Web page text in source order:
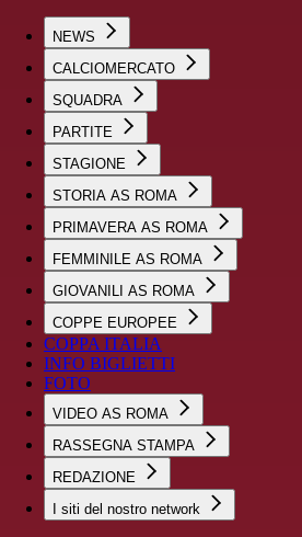
NEWS
CALCIOMERCATO
SQUADRA
PARTITE
STAGIONE
STORIA AS ROMA
PRIMAVERA AS ROMA
FEMMINILE AS ROMA
GIOVANILI AS ROMA
COPPE EUROPEE
COPPA ITALIA
INFO BIGLIETTI
FOTO
VIDEO AS ROMA
RASSEGNA STAMPA
REDAZIONE
I siti del nostro network